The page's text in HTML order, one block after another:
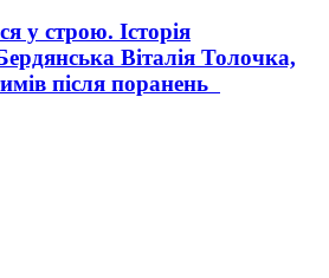
у строю. Історія
Віталія Толочка,
після поранень